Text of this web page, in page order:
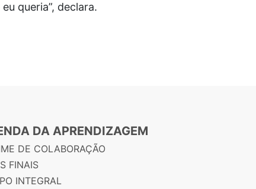
queria”, declara.
DA APRENDIZAGEM
DE COLABORAÇÃO
FINAIS
INTEGRAL